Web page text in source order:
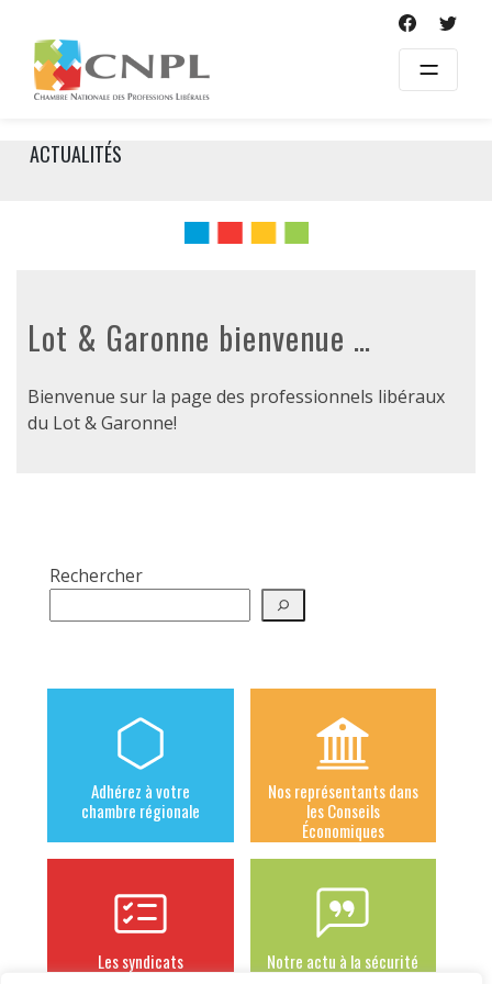
content
ACTUALITÉS
Lot & Garonne bienvenue …
Bienvenue sur la page des professionnels libéraux
du Lot & Garonne!
Rechercher
Adhérez à votre
chambre régionale
Nos représentants dans
les Conseils
Économiques
Les syndicats
Notre actu à la sécurité